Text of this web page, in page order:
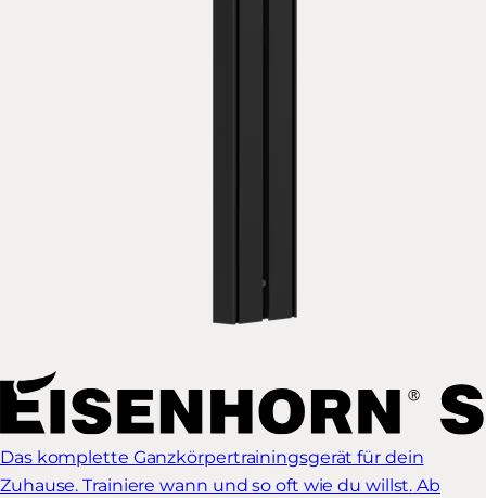
Das komplette Ganzkörpertrainingsgerät für dein
Zuhause. Trainiere wann und so oft wie du willst. Ab